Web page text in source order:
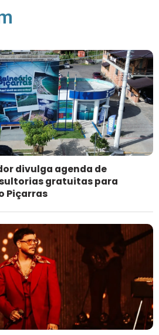
divulga agenda de
gratuitas para
Piçarras